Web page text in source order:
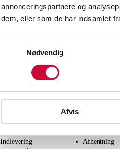
annonceringspartnere og
dem, eller som de har indsamlet
Nødvendig
Afvis
Tilmeld dig vores
SÆLG
Indlevering
KØB
Afhentning